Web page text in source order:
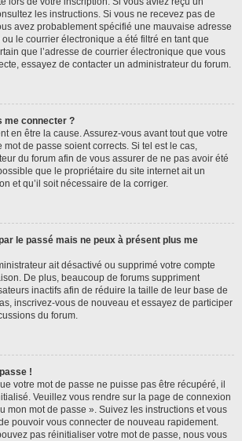
les instructions. Si vous ne recevez pas de
avez probablement spécifié une mauvaise adresse
le courrier électronique a été filtré en tant que
que l’adresse de courrier électronique que vous
essayez de contacter un administrateur du forum.
me connecter ?
en être la cause. Assurez-vous avant tout que votre
mot de passe soient corrects. Si tel est le cas,
du forum afin de vous assurer de ne pas avoir été
que le propriétaire du site internet ait un
et qu’il soit nécessaire de la corriger.
le passé mais ne peux à présent plus me
ait désactivé ou supprimé votre compte
De plus, beaucoup de forums suppriment
inactifs afin de réduire la taille de leur base de
inscrivez-vous de nouveau et essayez de participer
du forum.
!
votre mot de passe ne puisse pas être récupéré, il
Veuillez vous rendre sur la page de connexion
mon mot de passe ». Suivez les instructions et vous
pouvoir vous connecter de nouveau rapidement.
pas réinitialiser votre mot de passe, nous vous